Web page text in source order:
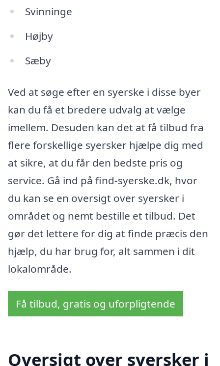
Svinninge
Højby
Sæby
Ved at søge efter en syerske i disse byer
kan du få et bredere udvalg at vælge
imellem. Desuden kan det at få tilbud fra
flere forskellige syersker hjælpe dig med
at sikre, at du får den bedste pris og
service. Gå ind på find-syerske.dk, hvor
du kan se en oversigt over syersker i
området og nemt bestille et tilbud. Det
gør det lettere for dig at finde præcis den
hjælp, du har brug for, alt sammen i dit
lokalområde.
Få tilbud, gratis og uforpligtende
Oversigt over syersker i